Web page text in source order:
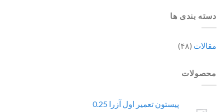
دسته بندی ها
مقالات (۴۸)
محصولات
پیستون تعمیر اول آزرا 0.25